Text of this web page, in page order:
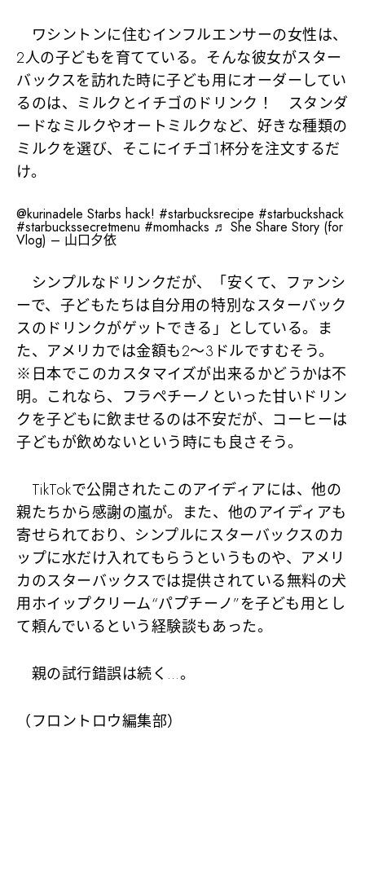
ワシントンに住むインフルエンサーの女性は、
2人の子どもを育てている。そんな彼女がスター
バックスを訪れた時に子ども用にオーダーしてい
るのは、ミルクとイチゴのドリンク！ スタンダ
ードなミルクやオートミルクなど、好きな種類の
ミルクを選び、そこにイチゴ1杯分を注文するだ
け。
@kurinadele Starbs hack! #starbucksrecipe #starbuckshack
#starbuckssecretmenu #momhacks ♬ She Share Story (for
Vlog) – 山口夕依
シンプルなドリンクだが、「安くて、ファンシ
ーで、子どもたちは自分用の特別なスターバック
スのドリンクがゲットできる」としている。ま
た、アメリカでは金額も2～3ドルですむそう。
※日本でこのカスタマイズが出来るかどうかは不
明。これなら、フラペチーノといった甘いドリン
クを子どもに飲ませるのは不安だが、コーヒーは
子どもが飲めないという時にも良さそう。
TikTokで公開されたこのアイディアには、他の
親たちから感謝の嵐が。また、他のアイディアも
寄せられており、シンプルにスターバックスのカ
ップに水だけ入れてもらうというものや、アメリ
カのスターバックスでは提供されている無料の犬
用ホイップクリーム“パプチーノ”を子ども用とし
て頼んでいるという経験談もあった。
親の試行錯誤は続く…。
（フロントロウ編集部）